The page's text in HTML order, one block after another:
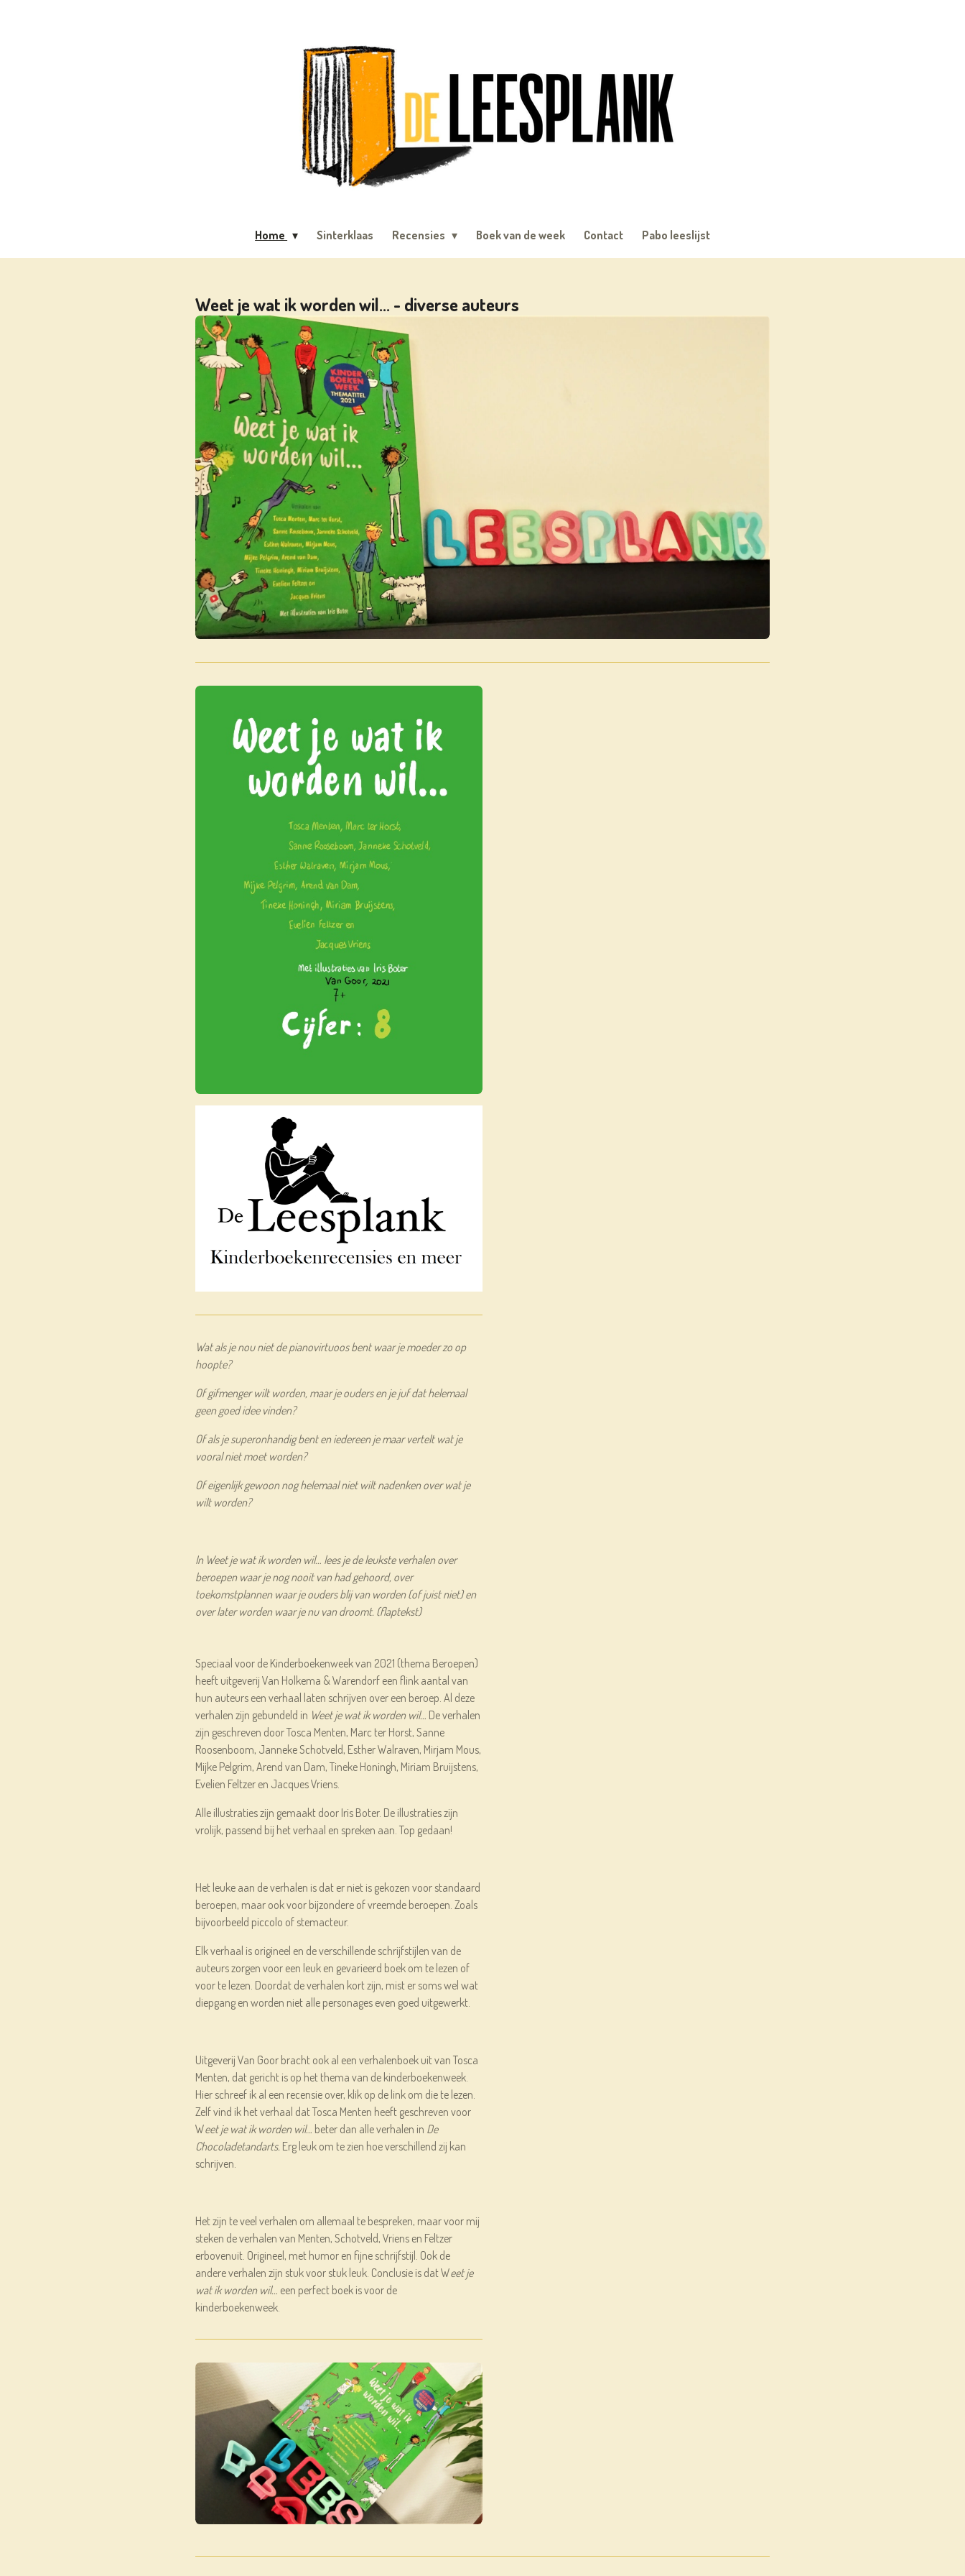
Home Sinterklaas Recensies Boek van de week Contact Pabo leeslijst
Weet je wat ik worden wil... - diverse auteurs
Wat als je nou niet de pianovirtuoos bent waar je moeder zo op
hoopte?
Of gifmenger wilt worden, maar je ouders en je juf dat helemaal
geen goed idee vinden?
Of als je superonhandig bent en iedereen je maar vertelt wat je
vooral niet moet worden?
Of eigenlijk gewoon nog helemaal niet wilt nadenken over wat je
wilt worden?
In Weet je wat ik worden wil… lees je de leukste verhalen over
beroepen waar je nog nooit van had gehoord, over
toekomstplannen waar je ouders blij van worden (of juist niet) en
over later worden waar je nu van droomt. (flaptekst)
Speciaal voor de Kinderboekenweek van 2021 (thema Beroepen)
heeft uitgeverij Van Holkema & Warendorf een flink aantal van
hun auteurs een verhaal laten schrijven over een beroep. Al deze
verhalen zijn gebundeld in Weet je wat ik worden wil… De verhalen
zijn geschreven door Tosca Menten, Marc ter Horst, Sanne
Roosenboom, Janneke Schotveld, Esther Walraven, Mirjam Mous,
Mijke Pelgrim, Arend van Dam, Tineke Honingh, Miriam Bruijstens,
Evelien Feltzer en Jacques Vriens.
Alle illustraties zijn gemaakt door Iris Boter. De illustraties zijn
vrolijk, passend bij het verhaal en spreken aan. Top gedaan!
Het leuke aan de verhalen is dat er niet is gekozen voor standaard
beroepen, maar ook voor bijzondere of vreemde beroepen. Zoals
bijvoorbeeld piccolo of stemacteur.
Elk verhaal is origineel en de verschillende schrijfstijlen van de
auteurs zorgen voor een leuk en gevarieerd boek om te lezen of
voor te lezen. Doordat de verhalen kort zijn, mist er soms wel wat
diepgang en worden niet alle personages even goed uitgewerkt.
Uitgeverij Van Goor bracht ook al een verhalenboek uit van Tosca
Menten, dat gericht is op het thema van de kinderboekenweek.
Hier schreef ik al een recensie over, klik op de link om die te lezen.
Zelf vind ik het verhaal dat Tosca Menten heeft geschreven voor
Weet je wat ik worden wil… beter dan alle verhalen in De
Chocoladetandarts. Erg leuk om te zien hoe verschillend zij kan
schrijven.
Het zijn te veel verhalen om allemaal te bespreken, maar voor mij
steken de verhalen van Menten, Schotveld, Vriens en Feltzer
erbovenuit. Origineel, met humor en fijne schrijfstijl. Ook de
andere verhalen zijn stuk voor stuk leuk. Conclusie is dat Weet je
wat ik worden wil… een perfect boek is voor de
kinderboekenweek.